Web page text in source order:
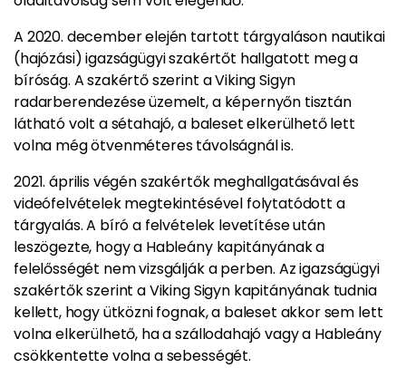
A 2020. december elején tartott tárgyaláson nautikai
(hajózási) igazságügyi szakértőt hallgatott meg a
bíróság. A szakértő szerint a Viking Sigyn
radarberendezése üzemelt, a képernyőn tisztán
látható volt a sétahajó, a baleset elkerülhető lett
volna még ötvenméteres távolságnál is.
2021. április végén szakértők meghallgatásával és
videófelvételek megtekintésével folytatódott a
tárgyalás. A bíró a felvételek levetítése után
leszögezte, hogy a Hableány kapitányának a
felelősségét nem vizsgálják a perben. Az igazságügyi
szakértők szerint a Viking Sigyn kapitányának tudnia
kellett, hogy ütközni fognak, a baleset akkor sem lett
volna elkerülhető, ha a szállodahajó vagy a Hableány
csökkentette volna a sebességét.